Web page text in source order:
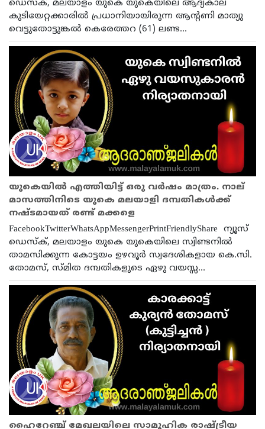
ഡെസ്ക്, മലയാളം യുകെ യുകെയിലെ ആദ്യകാല
കുടിയേറ്റക്കാരിൽ പ്രധാനിയായിരുന്ന ആന്റണി മാത്യു
വെട്ടുതോട്ടുങ്കൽ കെരേത്തറ (61) ലണ്ട...
യുകെയിൽ എത്തിയിട്ട് ഒരു വർഷം മാത്രം. നാല്
മാസത്തിനിടെ യുകെ മലയാളി ദമ്പതികൾക്ക്
നഷ്‌ടമായത്‌ രണ്ട് മക്കളെ
FacebookTwitterWhatsAppMessengerPrintFriendlyShare ന്യൂസ്
ഡെസ്ക്, മലയാളം യുകെ യുകെയിലെ സ്വിണ്ടനിൽ
താമസിക്കുന്ന കോട്ടയം ഉഴവൂർ സ്വദേശികളായ കെ.സി.
തോമസ്, സ്മിത ദമ്പതികളുടെ ഏഴു വയസ്സ...
ഹൈറേഞ്ച് മേഖലയിലെ സാമൂഹിക രാഷ്ട്രീയ